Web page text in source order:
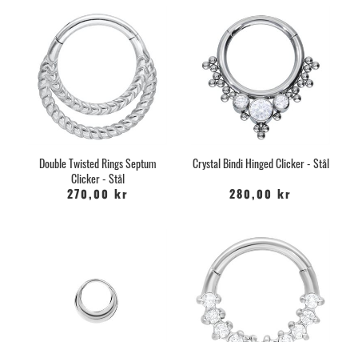
Double Twisted Rings Septum
Clicker - Stål
270,00 kr
Crystal Bindi Hinged Clicker - Stål
280,00 kr